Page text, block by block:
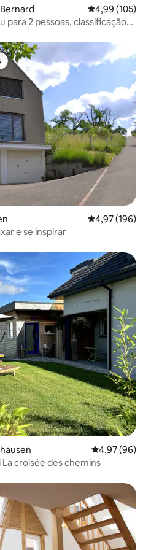
4,99 de uma
4,99 (105)
para 2 pessoas, classificação
dos hóspedes
4,97 de uma
4,97 (196)
e se inspirar
4,97 de uma
4,97 (96)
croisée des chemins